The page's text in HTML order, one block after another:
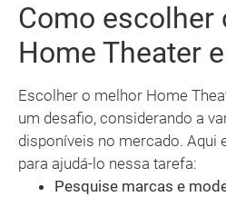
Como escolher
Home Theater
Escolher o melhor Home
um desafio, considerando a
disponíveis no mercado. Aqui
para ajudá-lo nessa tarefa:
Pesquise marcas e